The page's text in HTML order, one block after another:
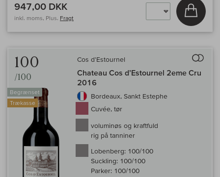
947,00 DKK
inkl. moms, Plus. Fragt
Læg i
100
/100
Begrænset
Trækasse
Cos d'Estournel
Chateau Cos d’Estournel 2eme Cru
2016
Bordeaux, Sankt Estephe
Cuvée, tør
voluminøs og kraftfuld
rig på tanniner
Lobenberg: 100/100
Suckling: 100/100
Parker: 100/100